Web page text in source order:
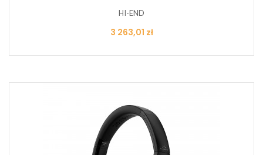
HI-END
Cena
3 263,01 zł